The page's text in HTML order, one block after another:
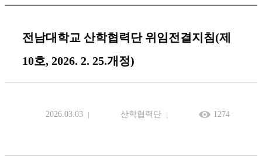
전남대학교 산학협력단 위임전결지침(제
10호, 2026. 2. 25.개정)
2026.03.03 산학협력단 1274